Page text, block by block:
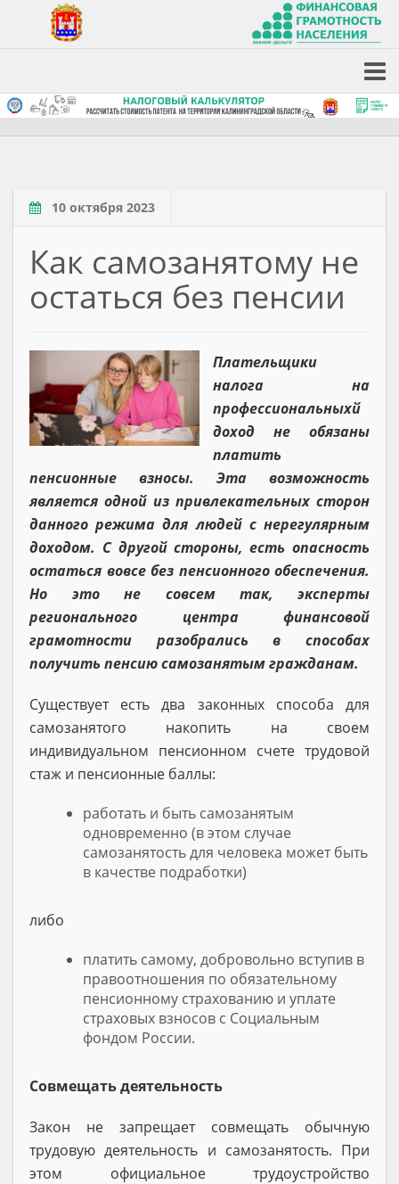
10 октября 2023
Как самозанятому не
остаться без пенсии
Плательщики
налога на
профессиональныхй
доход не обязаны
платить
пенсионные взносы. Эта возможность
является одной из привлекательных сторон
данного режима для людей с нерегулярным
доходом. С другой стороны, есть опасность
остаться вовсе без пенсионного обеспечения.
Но это не совсем так, эксперты
регионального центра финансовой
грамотности разобрались в способах
получить пенсию самозанятым гражданам.
Существует есть два законных способа для
самозанятого накопить на своем
индивидуальном пенсионном счете трудовой
стаж и пенсионные баллы:
работать и быть самозанятым
одновременно (в этом случае
самозанятость для человека может быть
в качестве подработки)
либо
платить самому, добровольно вступив в
правоотношения по обязательному
пенсионному страхованию и уплате
страховых взносов с Социальным
фондом России.
Совмещать деятельность
Закон не запрещает совмещать обычную
трудовую деятельность и самозанятость. При
этом официальное трудоустройство